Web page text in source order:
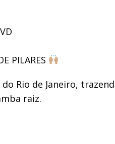
PILARES
do Rio de Janeiro,
raiz.